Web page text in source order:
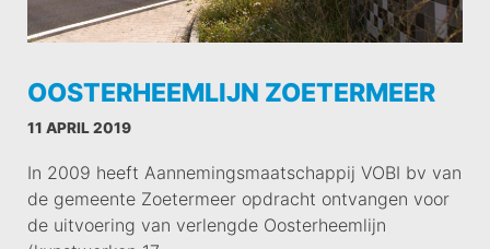
OOSTERHEEMLIJN ZOETERMEER
11 APRIL 2019
In 2009 heeft Aannemingsmaatschappij VOBI bv van
de gemeente Zoetermeer opdracht ontvangen voor
de uitvoering van verlengde Oosterheemlijn